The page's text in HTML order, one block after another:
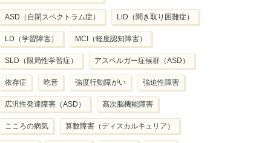
ASD（自閉スペクトラム症） LiD（聞き取り困難症）
LD（学習障害） MCI（軽度認知障害）
SLD（限局性学習症） アスペルガー症候群（ASD）
依存症 吃音 強度行動障がい 強迫性障害
広汎性発達障害（ASD） 高次脳機能障害
こころの病気 算数障害（ディスカルキュリア）